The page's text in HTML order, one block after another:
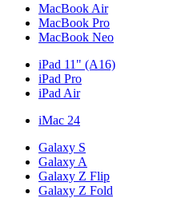
MacBook Air
MacBook Pro
MacBook Neo
iPad 11" (A16)
iPad Pro
iPad Air
iMac 24
Galaxy S
Galaxy A
Galaxy Z Flip
Galaxy Z Fold